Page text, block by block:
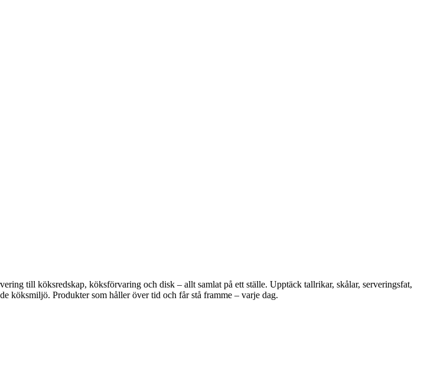
till köksredskap, köksförvaring och disk – allt samlat på ett ställe. Upptäck tallrikar, skålar, serveringsfat,
köksmiljö. Produkter som håller över tid och får stå framme – varje dag.